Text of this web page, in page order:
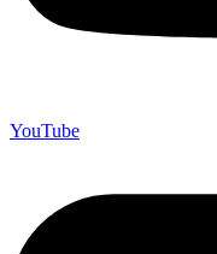
YouTube